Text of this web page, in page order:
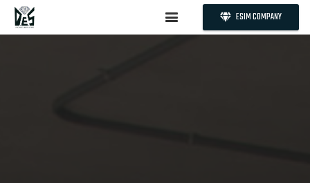
ESIM COMPANY